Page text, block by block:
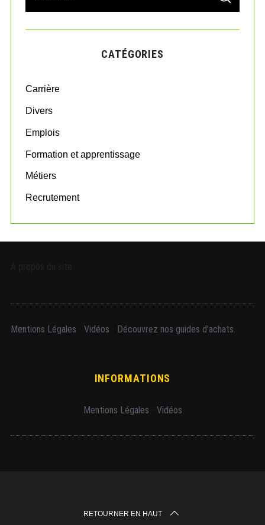
a
r
o
:
A
C
CATÉGORIES
Carrière
Divers
Emplois
Formation et apprentissage
Métiers
Recrutement
Mentions Légales Vidéos Découvrez nos guides d'achats.
INFORMATIONS
Mentions Légales Vidéos
RETOURNER EN HAUT